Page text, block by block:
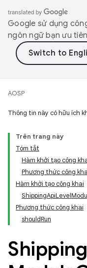
Google sử dụng
ngôn ngữ bạn ưu
AOSP
Thông tin này có hữu ích
Trên trang này
Tóm tắt
Hàm khởi tạo công
Phương thức công
Hàm khởi tạo công khai
Phương thức công khai
shouldRun
Shipping